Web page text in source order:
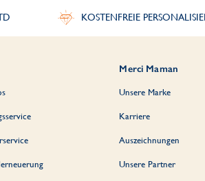
KOSTENFREIE
Merci Maman
Unsere Marke
Karriere
Auszeichnungen
Unsere Partner